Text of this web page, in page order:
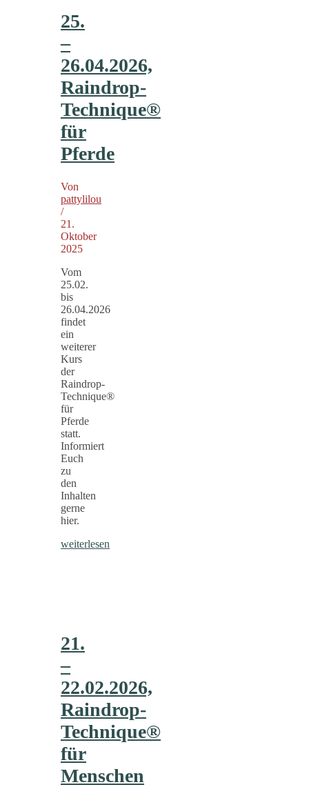
25.
–
26.04.2026,
Raindrop-
Technique®
für
Pferde
Von
pattylilou
/
21.
Oktober
2025
Vom
25.02.
bis
26.04.2026
findet
ein
weiterer
Kurs
der
Raindrop-
Technique®
für
Pferde
statt.
Informiert
Euch
zu
den
Inhalten
gerne
hier.
weiterlesen
21.
–
22.02.2026,
Raindrop-
Technique®
für
Menschen